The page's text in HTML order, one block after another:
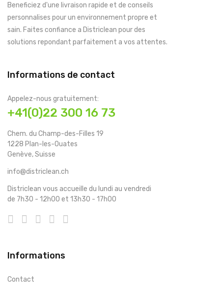
Beneficiez d'une livraison rapide et de conseils
personnalises pour un environnement propre et
sain. Faites confiance a Districlean pour des
solutions repondant parfaitement a vos attentes.
Informations de contact
Appelez-nous gratuitement:
+41(0)22 300 16 73
Chem. du Champ-des-Filles 19
1228 Plan-les-Ouates
Genève, Suisse
info@districlean.ch
Districlean vous accueille du lundi au vendredi
de 7h30 - 12h00 et 13h30 - 17h00
Informations
Contact